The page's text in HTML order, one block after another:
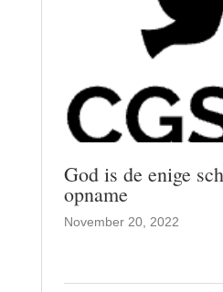
God is de enige
opname
November 20, 2022